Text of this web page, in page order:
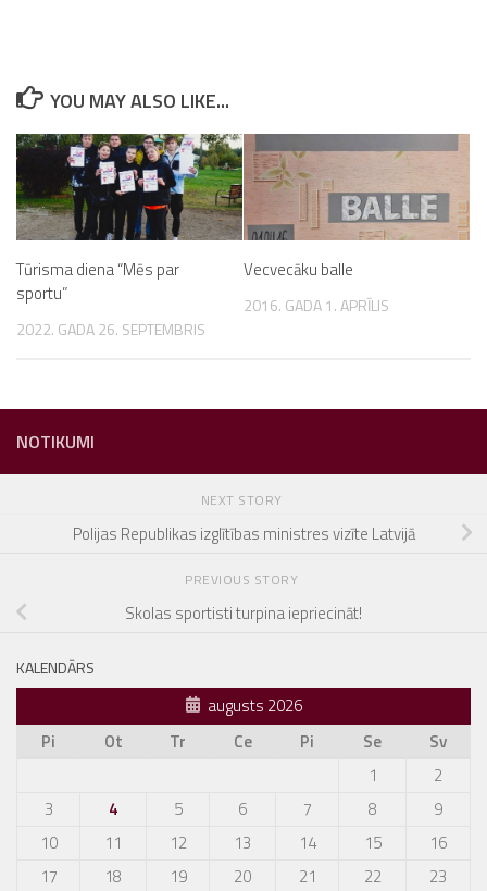
YOU MAY ALSO LIKE...
Tūrisma diena “Mēs par
sportu”
2022. GADA 26. SEPTEMBRIS
Vecvecāku balle
2016. GADA 1. APRĪLIS
NOTIKUMI
NEXT STORY
Polijas Republikas izglītības ministres vizīte Latvijā
PREVIOUS STORY
Skolas sportisti turpina iepriecināt!
KALENDĀRS
augusts 2026
Pi
Ot Tr Ce Pi Se
Sv
1
2
3
4 5 6 7 8
9
10
11 12 13 14 15
16
17
18 19 20 21 22
23